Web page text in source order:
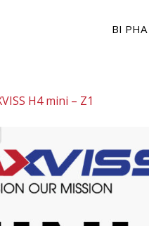
BI PHA
H4 mini – Z1